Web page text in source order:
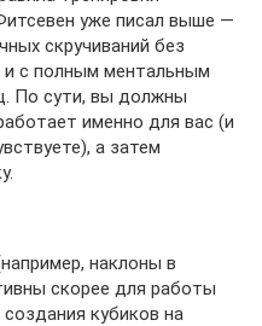
уже писал выше —
скручиваний без
и с полным ментальным
По сути, вы должны
именно для вас (и
а затем
наклоны в
скорее для работы
кубиков на